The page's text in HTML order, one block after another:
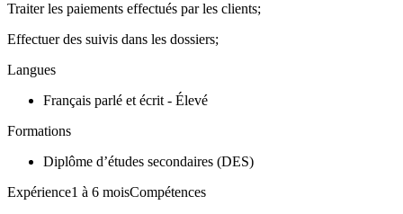
Traiter les paiements effectués par les clients;
Effectuer des suivis dans les dossiers;
Langues
Français parlé et écrit - Élevé
Formations
Diplôme d’études secondaires (DES)
Expérience1 à 6 moisCompétences